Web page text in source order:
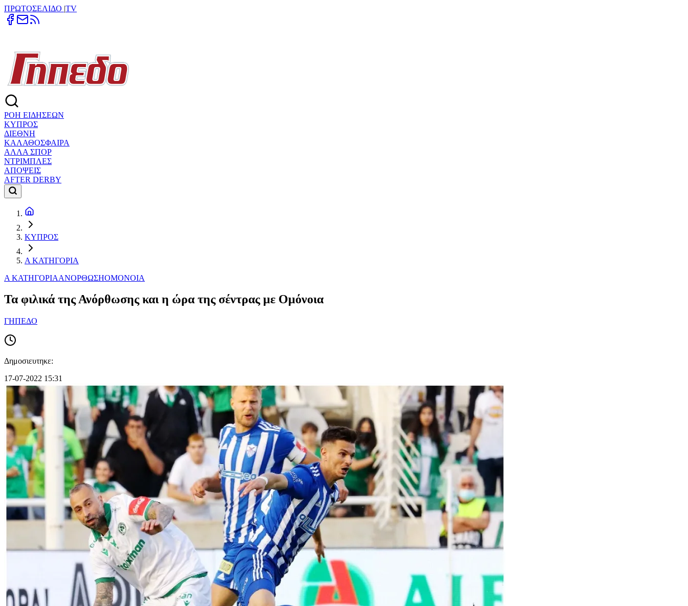
ΠΡΩΤΟΣΕΛΙΔΟ |TV
ΡΟΗ ΕΙΔΗΣΕΩΝ
ΚΥΠΡΟΣ
ΔΙΕΘΝΗ
ΚΑΛΑΘΟΣΦΑΙΡΑ
ΑΛΛΑ ΣΠΟΡ
ΝΤΡΙΜΠΛΕΣ
ΑΠΟΨΕΙΣ
AFTER DERBY
ΚΥΠΡΟΣ
Α ΚΑΤΗΓΟΡΙΑ
Α ΚΑΤΗΓΟΡΙΑΑΝΟΡΘΩΣΗΟΜΟΝΟΙΑ
Τα φιλικά της Ανόρθωσης και η ώρα της σέντρας με Ομόνοια
ΓΗΠΕΔΟ
Δημοσιευτηκε:
17-07-2022 15:31